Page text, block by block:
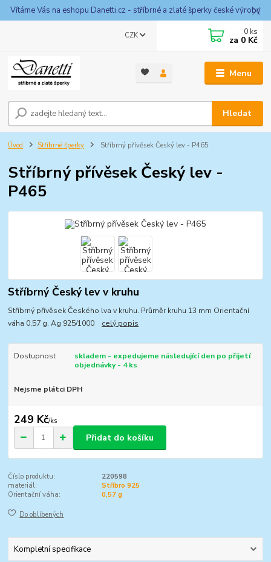
Vítáme Vás na eshopu Danetti.cz - stříbrné a zlaté šperky české výroby
Menu
CZK
Hledat
0 ks
za 0 Kč
Úvod Stříbrné šperky Stříbrný přívěsek Český lev - P465
Stříbrný přívěsek Český lev -
P465
Stříbrný Český lev v kruhu
Stříbrný přívěsek Českého lva v kruhu. Průměr kruhu 13 mm Orientační
váha 0,57 g. Ag 925/1000 celý popis
Dostupnost
skladem - expedujeme následující den po přijetí
objednávky - 4 ks
Nejsme plátci DPH
249 Kč/ks
Přidat do košíku
Číslo produktu:
220598
materiál:
Stříbro 925
Orientační váha:
0,57 g
Do oblíbených
Kompletní specifikace